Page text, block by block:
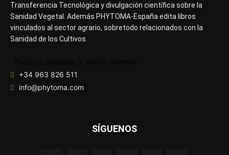
Transferencia Tecnológica y divulgación científica sobre la
Sanidad Vegetal. Además PHYTOMA-España edita libros
vinculados al sector agrario, sobretodo relacionados con la
Sanidad de los Cultivos.
+34 963 826 511
info@phytoma.com
SÍGUENOS